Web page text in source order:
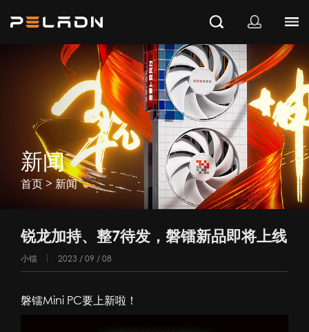
新闻
首页 > 新闻
锐龙加持、整7待发，磐镭新品即将上线
小镭 2023 / 09 / 08
磐镭Mini PC要上新啦！